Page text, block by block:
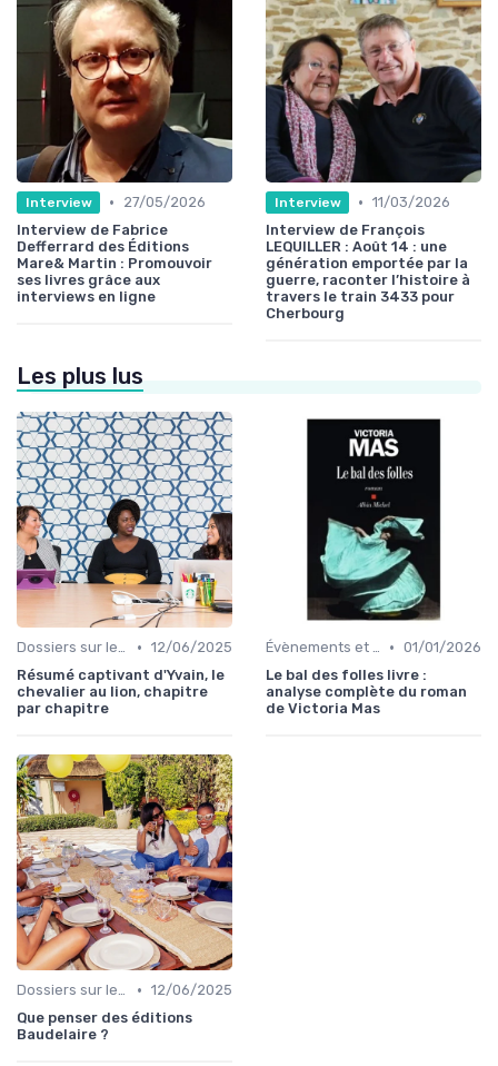
Interview •
27/05/2026
Interview de Fabrice
Defferrard des Éditions
Mare& Martin : Promouvoir
ses livres grâce aux
interviews en ligne
Interview • 11/03/2026
Interview de François
LEQUILLER : Août 14 : une
génération emportée par la
guerre, raconter l’histoire à
travers le train 3433 pour
Cherbourg
Les plus lus
Dossiers sur le monde de l'édition • 12/06/2025
Résumé captivant d'Yvain, le
chevalier au lion, chapitre
par chapitre
Évènements et prix litéraires • 01/01/2026
Le bal des folles livre :
analyse complète du roman
de Victoria Mas
Dossiers sur le monde de l'édition • 12/06/2025
Que penser des éditions
Baudelaire ?